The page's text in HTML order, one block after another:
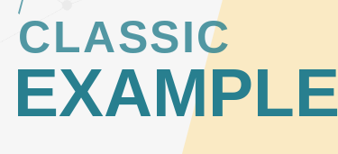
CLASSIC
EXAMPLE